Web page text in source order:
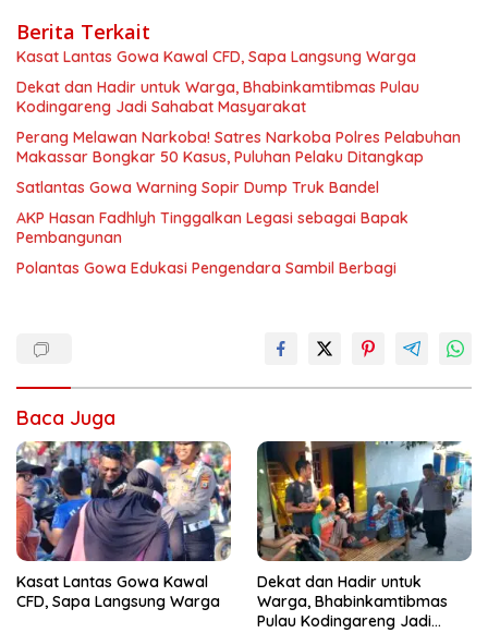
Berita Terkait
Kasat Lantas Gowa Kawal CFD, Sapa Langsung Warga
Dekat dan Hadir untuk Warga, Bhabinkamtibmas Pulau
Kodingareng Jadi Sahabat Masyarakat
Perang Melawan Narkoba! Satres Narkoba Polres Pelabuhan
Makassar Bongkar 50 Kasus, Puluhan Pelaku Ditangkap
Satlantas Gowa Warning Sopir Dump Truk Bandel
AKP Hasan Fadhlyh Tinggalkan Legasi sebagai Bapak
Pembangunan
Polantas Gowa Edukasi Pengendara Sambil Berbagi
Baca Juga
Kasat Lantas Gowa Kawal
CFD, Sapa Langsung Warga
Dekat dan Hadir untuk
Warga, Bhabinkamtibmas
Pulau Kodingareng Jadi